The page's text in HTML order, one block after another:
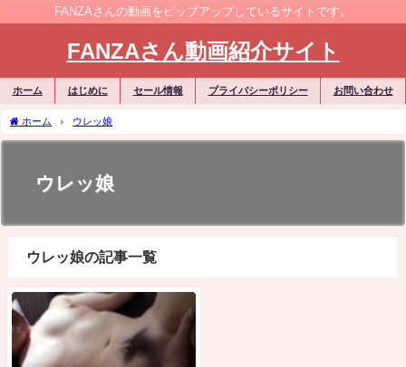
FANZAさんの動画をピップアップしているサイトです。
FANZAさん動画紹介サイト
ホーム はじめに セール情報 プライバシーポリシー お問い合わせ
ホーム ウレッ娘
ウレッ娘
ウレッ娘の記事一覧